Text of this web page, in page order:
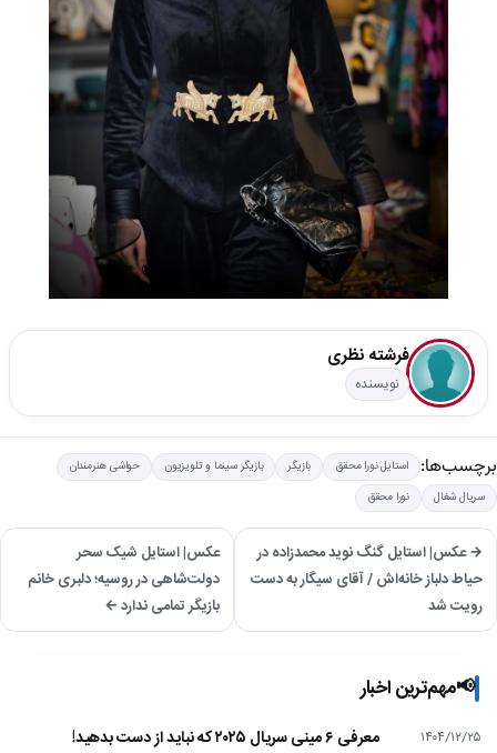
فرشته نظری
نویسنده
برچسب‌ها: استایل نورا محقق بازیگر بازیگر سینما و تلویزیون
حواشی هنرمندان
سریال شغال
نورا محقق
→ عکس| استایل گنگ نوید محمدزاده در
حیاط دلباز خانه‌اش / آقای سیگار به دست
رویت شد
عکس| استایل شیک سحر
دولت‌شاهی در روسیه؛ دلبری خانم
بازیگر تمامی ندارد ←
📢مهم‌ترین اخبار
۱۴۰۴/۱۲/۲۵ معرفی ۶ مینی سریال ۲۰۲۵ که نباید از دست بدهید!